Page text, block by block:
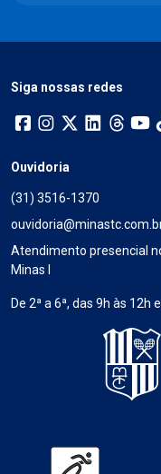
Siga nossas redes
Ouvidoria
(31) 3516-1370
Atendimento presencial
Minas I
De 2ª a 6ª, das 9h às 12h